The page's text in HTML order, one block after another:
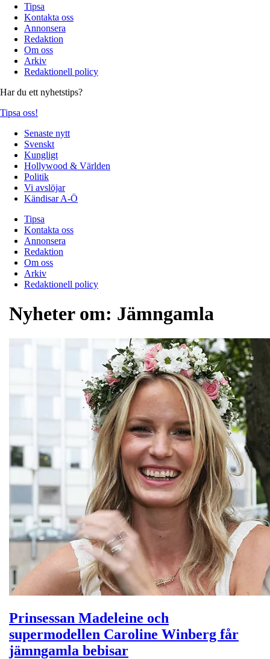
Tipsa
Kontakta oss
Annonsera
Redaktion
Om oss
Arkiv
Redaktionell policy
Har du ett nyhetstips?
Tipsa oss!
Senaste nytt
Svenskt
Kungligt
Hollywood & Världen
Politik
Vi avslöjar
Kändisar A-Ö
Tipsa
Kontakta oss
Annonsera
Redaktion
Om oss
Arkiv
Redaktionell policy
Nyheter om: Jämngamla
Prinsessan Madeleine och
supermodellen Caroline Winberg får
jämngamla bebisar